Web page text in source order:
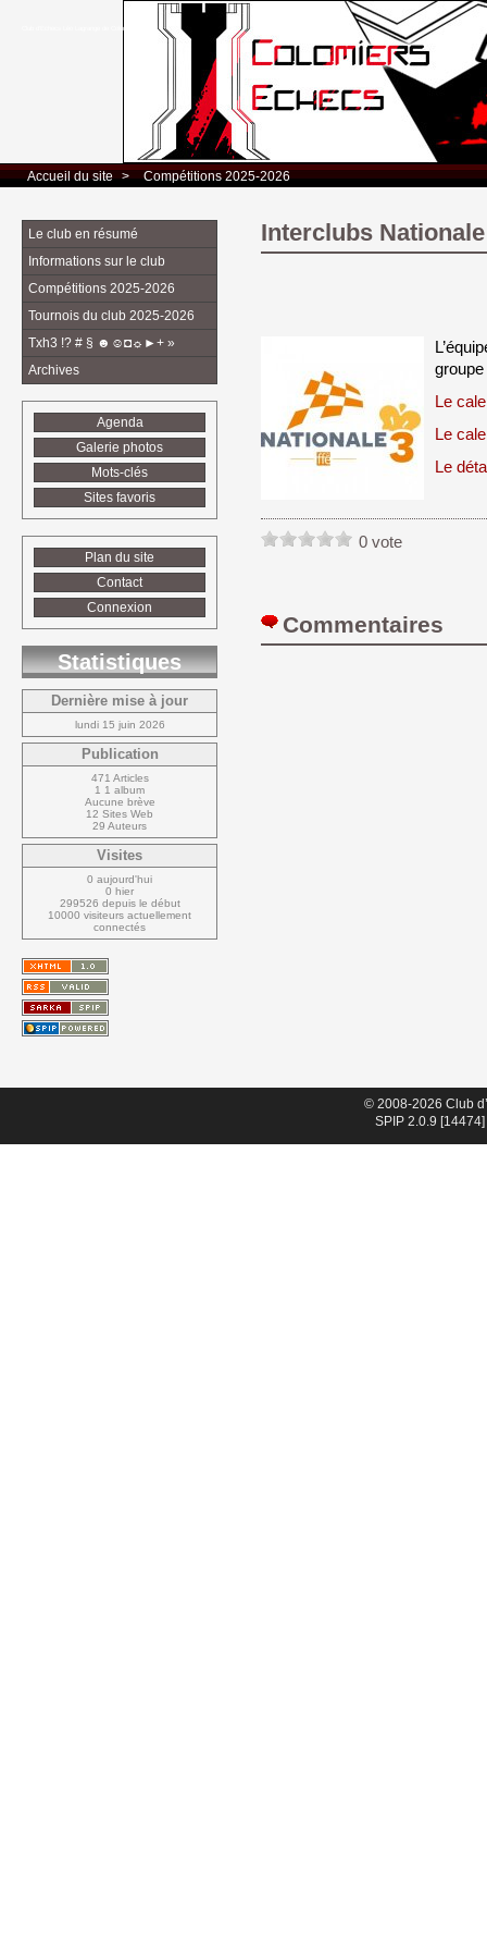
Club d’Echecs Léo Lagrange de Colomiers
Accueil du site > Compétitions 2025-2026
Interclubs
groupe
Le
Le
Le
0 vote
Commentaires
Le club en résumé
Informations sur le club
Compétitions 2025-2026
Tournois du club 2025-2026
Txh3 !? # § ☻☺◘☼►+ »
Archives
Agenda
Galerie photos
Mots-clés
Sites favoris
Plan du site
Contact
Connexion
Statistiques
Dernière mise à jour
lundi 15 juin 2026
Publication
471 Articles
1 1 album
Aucune brève
12 Sites Web
29 Auteurs
Visites
0 aujourd'hui
0 hier
299526 depuis le début
10000 visiteurs actuellement
connectés
© 2008-2026 Club
SPIP 2.0.9 [14474]